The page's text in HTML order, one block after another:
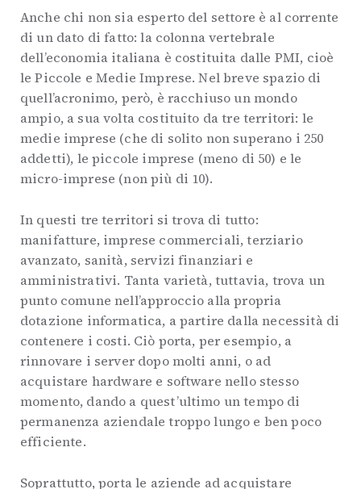
Anche chi non sia esperto del settore è al corrente
di un dato di fatto: la colonna vertebrale
dell’economia italiana è costituita dalle PMI, cioè
le Piccole e Medie Imprese. Nel breve spazio di
quell’acronimo, però, è racchiuso un mondo
ampio, a sua volta costituito da tre territori: le
medie imprese (che di solito non superano i 250
addetti), le piccole imprese (meno di 50) e le
micro-imprese (non più di 10).
In questi tre territori si trova di tutto:
manifatture, imprese commerciali, terziario
avanzato, sanità, servizi finanziari e
amministrativi. Tanta varietà, tuttavia, trova un
punto comune nell’approccio alla propria
dotazione informatica, a partire dalla necessità di
contenere i costi. Ciò porta, per esempio, a
rinnovare i server dopo molti anni, o ad
acquistare hardware e software nello stesso
momento, dando a quest’ultimo un tempo di
permanenza aziendale troppo lungo e ben poco
efficiente.
Soprattutto, porta le aziende ad acquistare